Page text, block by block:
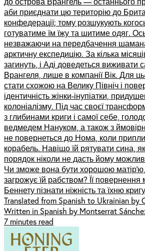
аби приєднати цю територію до
конфедерації; тому розшукують когось
готуватиме їм їжу та шитиме одяг.
незважаючи на передбачення
арктичну експедицію. За кілька
загинуть, і Аді доведеться виживати
Врангеля, лише в компанії Вік. Для
стати схожою на Велику Північ і
ідентичність жінки-інупіатки,
колоніалізму. Під час своєї
з глибинами криги і самої себе,
ведмедем Нануком, а також з
не повернеться до Нома, коли
корабель. Навіщо їй рятувати сина,
порядок ніколи не дасть йому
Чи зможе вона бути хорошою
загрожує їй рабством? Її
Беннету пізнати ніжність та їхню
Translated from Spanish to Ukrainian by
Written in Spanish by Montserrat
7 minutes read